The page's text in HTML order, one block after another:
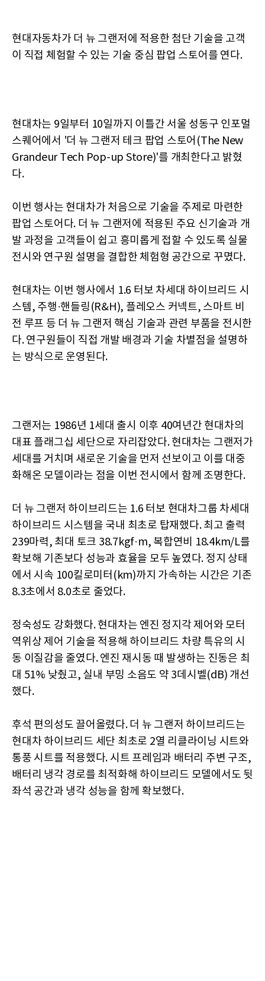
현대자동차가 더 뉴 그랜저에 적용한 첨단 기술을 고객
이 직접 체험할 수 있는 기술 중심 팝업 스토어를 연다.
현대차는 9일부터 10일까지 이틀간 서울 성동구 인포멀
스퀘어에서 '더 뉴 그랜저 테크 팝업 스토어(The New
Grandeur Tech Pop-up Store)'를 개최한다고 밝혔
다.
이번 행사는 현대차가 처음으로 기술을 주제로 마련한
팝업 스토어다. 더 뉴 그랜저에 적용된 주요 신기술과 개
발 과정을 고객들이 쉽고 흥미롭게 접할 수 있도록 실물
전시와 연구원 설명을 결합한 체험형 공간으로 꾸몄다.
현대차는 이번 행사에서 1.6 터보 차세대 하이브리드 시
스템, 주행·핸들링(R&H), 플레오스 커넥트, 스마트 비
전 루프 등 더 뉴 그랜저 핵심 기술과 관련 부품을 전시한
다. 연구원들이 직접 개발 배경과 기술 차별점을 설명하
는 방식으로 운영된다.
그랜저는 1986년 1세대 출시 이후 40여년간 현대차의
대표 플래그십 세단으로 자리잡았다. 현대차는 그랜저가
세대를 거치며 새로운 기술을 먼저 선보이고 이를 대중
화해온 모델이라는 점을 이번 전시에서 함께 조명한다.
더 뉴 그랜저 하이브리드는 1.6 터보 현대차그룹 차세대
하이브리드 시스템을 국내 최초로 탑재했다. 최고 출력
239마력, 최대 토크 38.7kgf·m, 복합연비 18.4km/L를
확보해 기존보다 성능과 효율을 모두 높였다. 정지 상태
에서 시속 100킬로미터(km)까지 가속하는 시간은 기존
8.3초에서 8.0초로 줄었다.
정숙성도 강화했다. 현대차는 엔진 정지각 제어와 모터
역위상 제어 기술을 적용해 하이브리드 차량 특유의 시
동 이질감을 줄였다. 엔진 재시동 때 발생하는 진동은 최
대 51% 낮췄고, 실내 부밍 소음도 약 3데시벨(dB) 개선
했다.
후석 편의성도 끌어올렸다. 더 뉴 그랜저 하이브리드는
현대차 하이브리드 세단 최초로 2열 리클라이닝 시트와
통풍 시트를 적용했다. 시트 프레임과 배터리 주변 구조,
배터리 냉각 경로를 최적화해 하이브리드 모델에서도 뒷
좌석 공간과 냉각 성능을 함께 확보했다.